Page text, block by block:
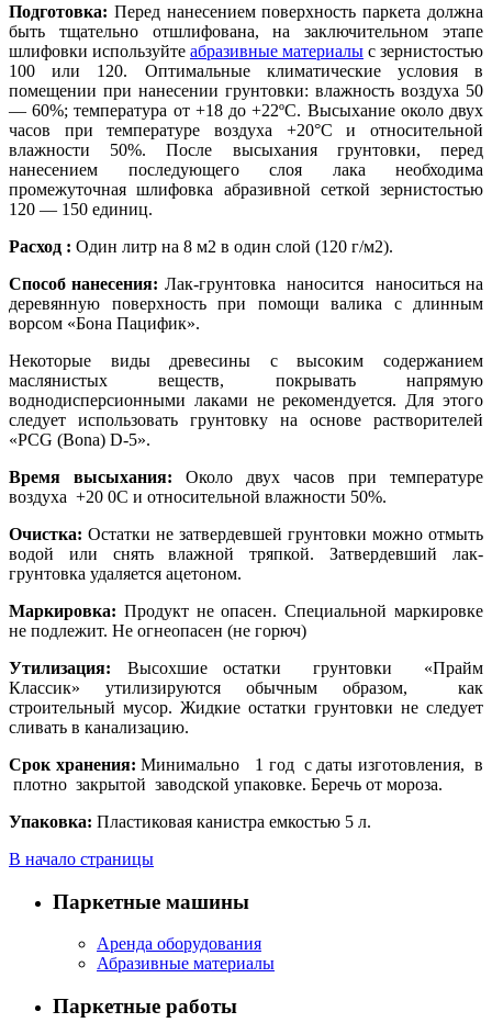
Подготовка: Перед нанесением поверхность паркета должна
быть тщательно отшлифована, на заключительном этапе
шлифовки используйте абразивные материалы с зернистостью
100 или 120. Оптимальные климатические условия в
помещении при нанесении грунтовки: влажность воздуха 50
— 60%; температура от +18 до +22ºС. Высыхание около двух
часов при температуре воздуха +20°C и относительной
влажности 50%. После высыхания грунтовки, перед
нанесением последующего слоя лака необходима
промежуточная шлифовка абразивной сеткой зернистостью
120 — 150 единиц.
Расход : Один литр на 8 м2 в один слой (120 г/м2).
Способ нанесения: Лак-грунтовка наносится наноситься на
деревянную поверхность при помощи валика с длинным
ворсом «Бона Пацифик».
Некоторые виды древесины с высоким содержанием
маслянистых веществ, покрывать напрямую
воднодисперсионными лаками не рекомендуется. Для этого
следует использовать грунтовку на основе растворителей
«PCG (Bona) D-5».
Время высыхания: Около двух часов при температуре
воздуха +20 0С и относительной влажности 50%.
Очистка: Остатки не затвердевшей грунтовки можно отмыть
водой или снять влажной тряпкой. Затвердевший лак-
грунтовка удаляется ацетоном.
Маркировка: Продукт не опасен. Специальной маркировке
не подлежит. Не огнеопасен (не горюч)
Утилизация: Высохшие остатки грунтовки «Прайм
Классик» утилизируются обычным образом, как
строительный мусор. Жидкие остатки грунтовки не следует
сливать в канализацию.
Срок хранения:Минимально 1 год с даты изготовления, в
плотно закрытой заводской упаковке. Беречь от мороза.
Упаковка: Пластиковая канистра емкостью 5 л.
В начало страницы
Паркетные машины
Аренда оборудования
Абразивные материалы
Паркетные работы